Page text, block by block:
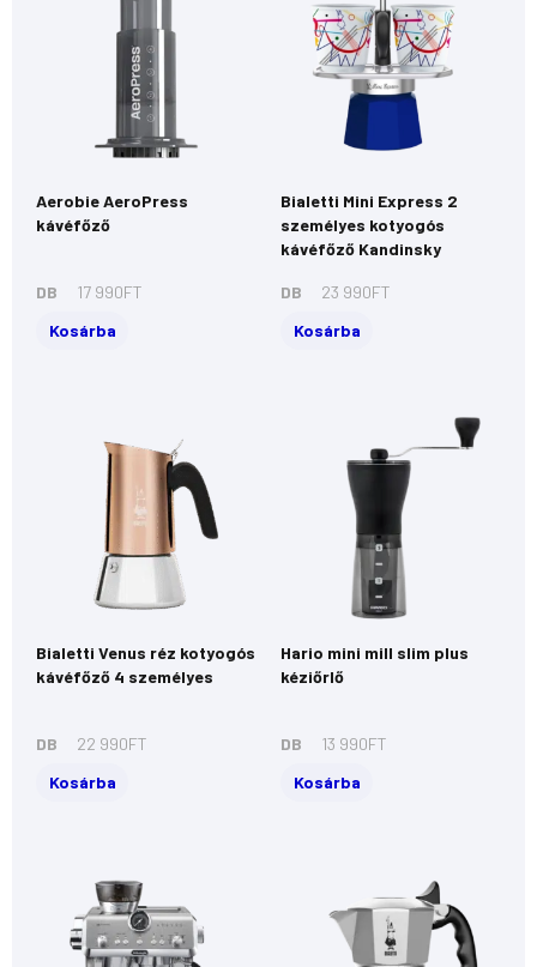
Aerobie AeroPress
kávéfőző
DB 17 990FT
Kosárba
Bialetti Mini Express 2
személyes kotyogós
kávéfőző Kandinsky
DB 23 990FT
Kosárba
Bialetti Venus réz kotyogós
kávéfőző 4 személyes
DB 22 990FT
Kosárba
Hario mini mill slim plus
kéziőrlő
DB 13 990FT
Kosárba